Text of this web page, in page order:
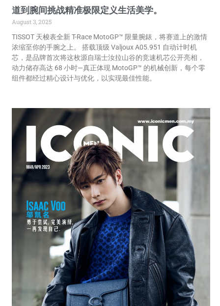
道到腕间挑战精准极限定义生活美学。
August 3, 2025
TISSOT 天梭表全新 T-Race MotoGP™ 限量腕錶，将赛道上的激情
浓缩至你的手腕之上。 搭载顶级 Valjoux A05.951 自动计时机
芯，是品牌首次将这枚源自瑞士汝拉山谷的竞速机芯公开亮相，
动力储存高达 68 小时—真正体现 MotoGP™ 的机械创新，每个零
组件都经过精心设计与优化，以实现最佳性能。